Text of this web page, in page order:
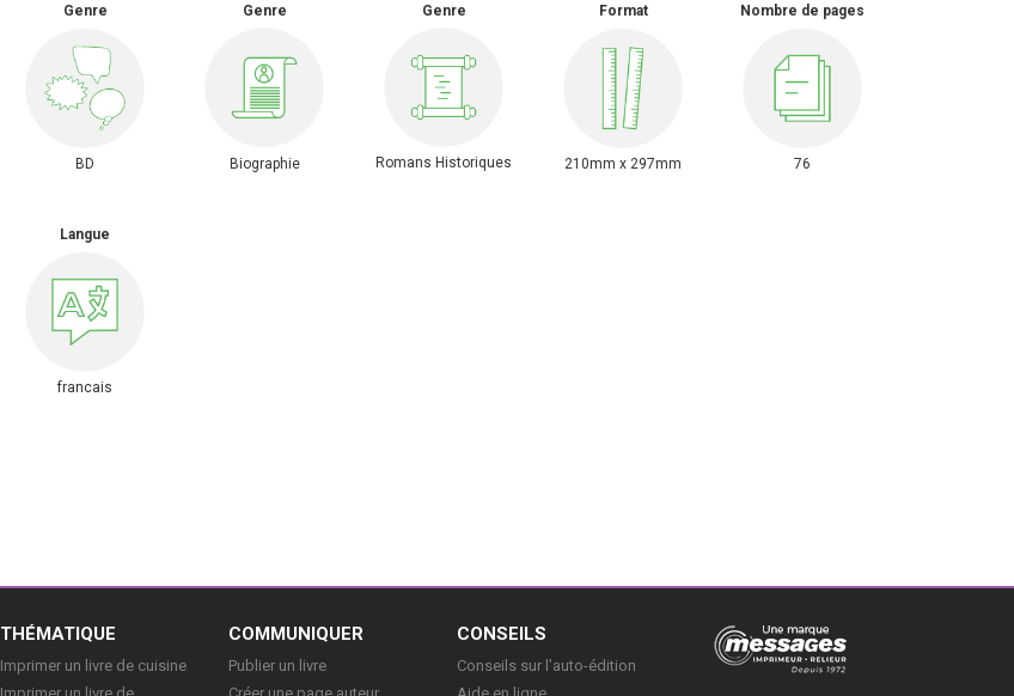
Genre
BD
Genre
Biographie
Genre
Romans Historiques
Format
210mm x 297mm
Nombre de pages
76
Langue
francais
THÉMATIQUE
Imprimer un livre de cuisine
COMMUNIQUER
Publier un livre
CONSEILS
Conseils sur l’auto-édition